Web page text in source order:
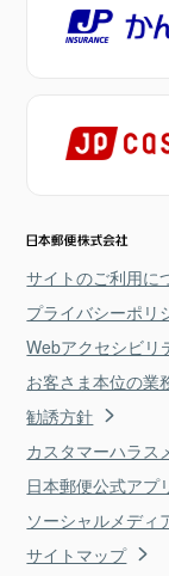
サイトのご利用に
プライバシーポリ
Webアクセシビリ
お客さま本位の業
勧誘方針
カスタマーハラス
日本郵便公式アプ
ソーシャルメディ
サイトマップ